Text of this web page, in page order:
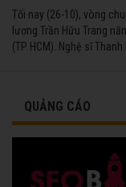
Tối nay (26-10), vòng
lương Trần Hữu Trang
(TP HCM). Nghệ sĩ
QUẢNG CÁO